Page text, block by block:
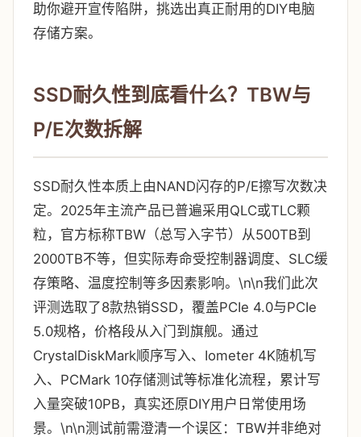
助你避开宣传陷阱，挑选出真正耐用的DIY电脑
存储方案。
SSD耐久性到底看什么？TBW与
P/E次数拆解
SSD耐久性本质上由NAND闪存的P/E擦写次数决
定。2025年主流产品已普遍采用QLC或TLC颗
粒，官方标称TBW（总写入字节）从500TB到
2000TB不等，但实际寿命受控制器调度、SLC缓
存策略、温度控制等多因素影响。\n\n我们此次
评测选取了8款热销SSD，覆盖PCIe 4.0与PCIe
5.0规格，价格段从入门到旗舰。通过
CrystalDiskMark顺序写入、Iometer 4K随机写
入、PCMark 10存储测试等标准化流程，累计写
入量突破10PB，真实还原DIY用户日常使用场
景。\n\n测试前需澄清一个误区：TBW并非绝对